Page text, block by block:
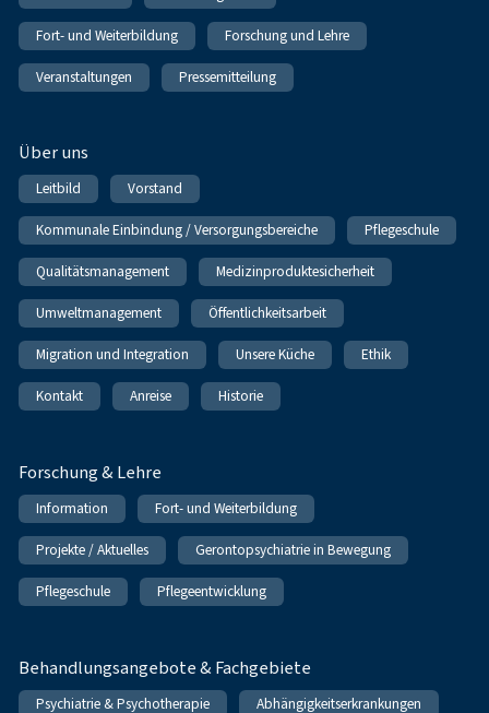
Fort- und Weiterbildung Forschung und Lehre
Veranstaltungen Pressemitteilung
Über uns
Leitbild Vorstand
Kommunale Einbindung / Versorgungsbereiche Pflegeschule
Qualitätsmanagement Medizinproduktesicherheit
Umweltmanagement Öffentlichkeitsarbeit
Migration und Integration Unsere Küche Ethik
Kontakt Anreise Historie
Forschung & Lehre
Information Fort- und Weiterbildung
Projekte / Aktuelles Gerontopsychiatrie in Bewegung
Pflegeschule Pflegeentwicklung
Behandlungsangebote & Fachgebiete
Psychiatrie & Psychotherapie Abhängigkeitserkrankungen